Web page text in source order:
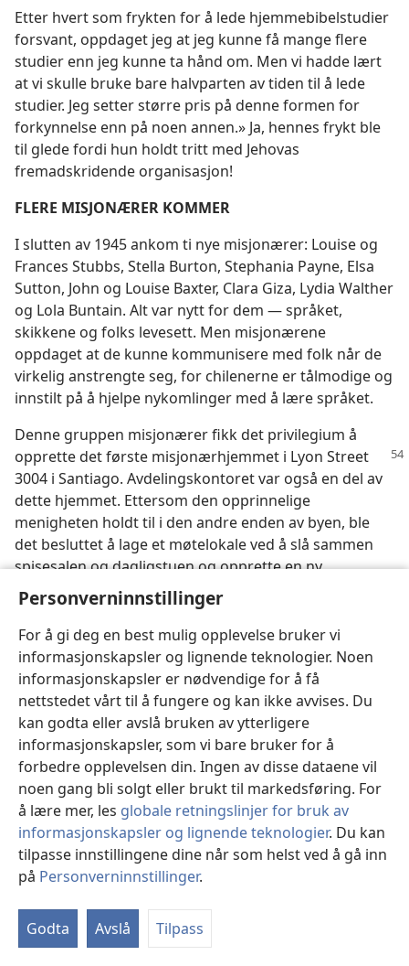
Personverninnstillinger
For å gi deg en best mulig opplevelse bruker vi
informasjonskapsler og lignende teknologier. Noen
informasjonskapsler er nødvendige for å få
nettstedet vårt til å fungere og kan ikke avvises. Du
kan godta eller avslå bruken av ytterligere
informasjonskapsler, som vi bare bruker for å
forbedre opplevelsen din. Ingen av disse dataene vil
noen gang bli solgt eller brukt til markedsføring. For
å lære mer, les globale retningslinjer for bruk av
informasjonskapsler og lignende teknologier. Du kan
tilpasse innstillingene dine når som helst ved å gå inn
på Personverninnstillinger.
Godta Avslå Tilpass
Etter hvert som frykten for å lede hjemmebibelstudier
forsvant, oppdaget jeg at jeg kunne få mange flere
studier enn jeg kunne ta hånd om. Men vi hadde lært
at vi skulle bruke bare halvparten av tiden til å lede
studier. Jeg setter større pris på denne formen for
forkynnelse enn på noen annen.» Ja, hennes frykt ble
til glede fordi hun holdt tritt med Jehovas
fremadskridende organisasjon!
FLERE MISJONÆRER KOMMER
I slutten av 1945 ankom ti nye misjonærer: Louise og
Frances Stubbs, Stella Burton, Stephania Payne, Elsa
Sutton, John og Louise Baxter, Clara Giza, Lydia Walther
og Lola Buntain. Alt var nytt for dem — språket,
skikkene og folks levesett. Men misjonærene
oppdaget at de kunne kommunisere med folk når de
virkelig anstrengte seg, for chilenerne er tålmodige og
innstilt på å hjelpe nykomlinger med å lære språket.
Denne gruppen misjonærer fikk det privilegium å
opprette det første misjonærhjemmet i Lyon Street
3004 i Santiago. Avdelingskontoret var også en del av
dette hjemmet. Ettersom den opprinnelige
menigheten holdt til i den andre enden av byen, ble
det besluttet å lage et møtelokale ved å slå sammen
spisesalen og dagligstuen og opprette en ny
menighet. I 1946 ble altså menighet nr. 2 opprettet i
storbyen Santiago, som da hadde 1,5 million
innbyggere.
DEN FØRSTE KRETSTILSYNSMANNEN
I juli 1946 ble bror Albert Mann, en av de to første
misjonærene som kom til Chile, utnevnt til å tjene som
den første kretstilsynsmannen i landet. Det var bare ni
menigheter i landet med til sammen 93 forkynnere.
Disse befant seg i Chillan, Concepción, Rancagua,
Melipilla, Illapel og Santiago. Bror Manns eksempel på
tro og hengivenhet har ansporet både unge og gamle
i sannheten.
som oftest vanskelig å skaffe losji til ham i de små
menighetene. Det betydde at han måtte overnatte på